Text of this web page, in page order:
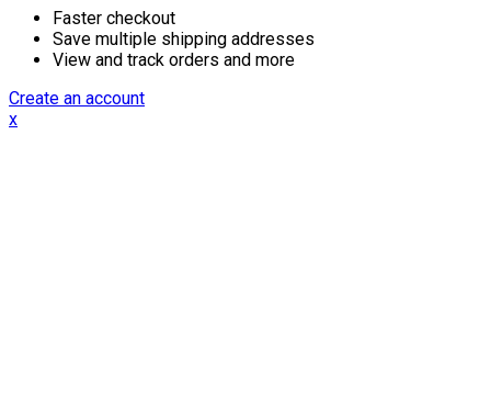
Faster checkout
Save multiple shipping addresses
View and track orders and more
Create an account
x